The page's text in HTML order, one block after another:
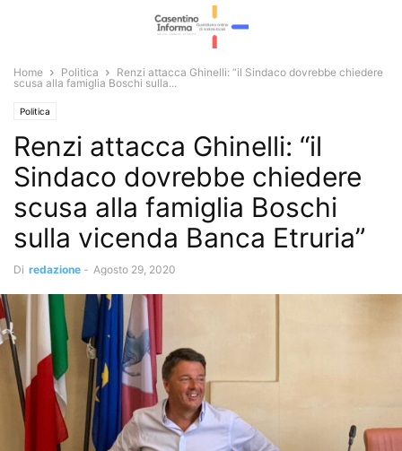
Home Politica
Renzi attacca Ghinelli: “il Sindaco dovrebbe chiedere
scusa alla famiglia Boschi sulla...
Politica
Renzi attacca Ghinelli: “il
Sindaco dovrebbe chiedere
scusa alla famiglia Boschi
sulla vicenda Banca Etruria”
Di redazione - Agosto 29, 2020